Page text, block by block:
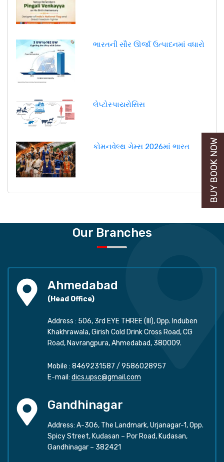
ભારતની સૌર ઊર્જા ઉત્પાદનમાં વધારો
લેપ્ટોસ્પાયરોસિસ
કોમનવેલ્થ ગેમ્સ 2026માં ભારત
Our Branches
Ahmedabad
(Head Office)
Address : 506, 3rd EYE THREE (III), Opp. Induben
Khakhrawala, Girish Cold Drink Cross Road, CG
Road, Navrangpura, Ahmedabad, 380009.
Mobile : 8469231587 / 9586028957
E-mail: dics.upsc@gmail.com
Gandhinagar
Address: A-306, The Landmark, Urjanagar-1, Opp.
Spicy Street, Kudasan – Por Road, Kudasan,
Gandhinagar – 382421
BUY BOOK NOW